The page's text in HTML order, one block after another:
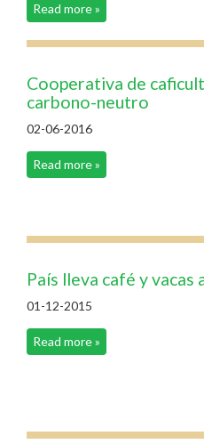
Read more »
Cooperativa de
carbono-neutro
02-06-2016
Read more »
País lleva café y vacas
01-12-2015
Read more »